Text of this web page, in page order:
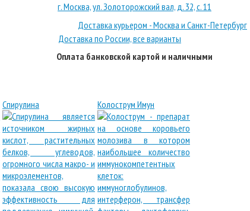
г. Москва, ул. Золоторожский вал, д. 32, с. 11
Доставка курьером - Москва и Санкт-Петербург
Доставка по России, все варианты
Оплата банковской картой и наличными
Спирулина Колострум Имун